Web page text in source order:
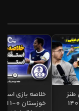
طنز
خلاصه بازی